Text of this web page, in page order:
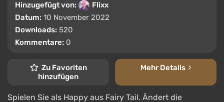
Hinzugefügt von:
Flixx
Datum: 10 November 2022
Downloads: 520
Kommentare: 0
Zu Favoriten
hinzufügen
Mehr Details
Spielen Sie als Happy aus Fairy Tail. Ändert die